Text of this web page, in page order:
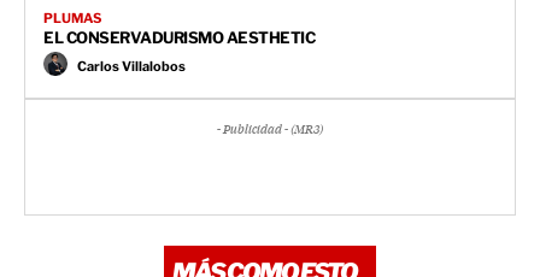
PLUMAS
EL CONSERVADURISMO AESTHETIC
Carlos Villalobos
- Publicidad - (MR3)